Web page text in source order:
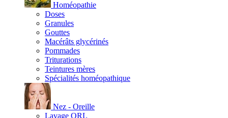
Homéopathie
Doses
Granules
Gouttes
Macérâts glycérinés
Pommades
Triturations
Teintures mères
Spécialités homéopathique
Nez - Oreille
Lavage ORL